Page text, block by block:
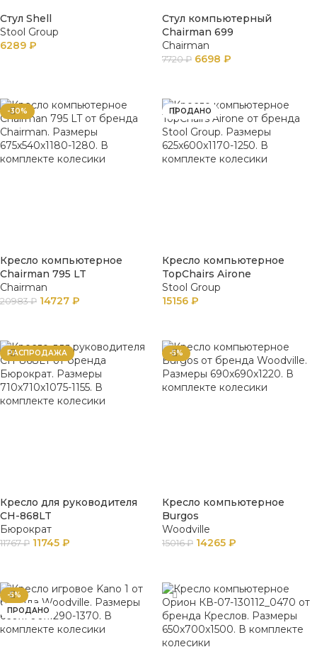
Стул Shell
Stool Group
6289 ₽
Стул компьютерный
Chairman 699
Chairman
7720₽ 6698 ₽
-30%
Кресло компьютерное
Chairman 795 LT
Chairman
20983₽ 14727 ₽
ПРОДАНО
Кресло компьютерное
TopChairs Airone
Stool Group
15156 ₽
РАСПРОДАЖА
Кресло для руководителя
CH-868LT
Бюрократ
11767₽ 11745 ₽
-5%
Кресло компьютерное
Burgos
Woodville
15016₽ 14265 ₽
-5%
ПРОДАНО